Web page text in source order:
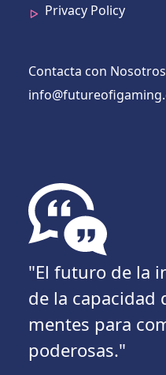
Privacy Policy
Contacta con Nosotros
"El futuro de la
de la capacidad
mentes para
poderosas."